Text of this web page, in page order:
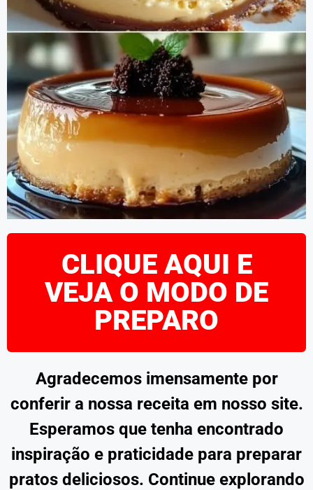
CLIQUE AQUI E
VEJA O MODO DE
PREPARO
Agradecemos imensamente por
conferir a nossa receita em nosso site.
Esperamos que tenha encontrado
inspiração e praticidade para preparar
pratos deliciosos. Continue explorando